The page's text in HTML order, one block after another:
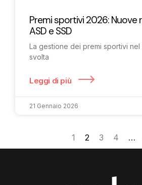
Premi sportivi 2026: Nuove
ASD e SSD
La gestione dei premi sportivi
svolta
Leggi di più
21 Gennaio 2026
1 2 3 4 …